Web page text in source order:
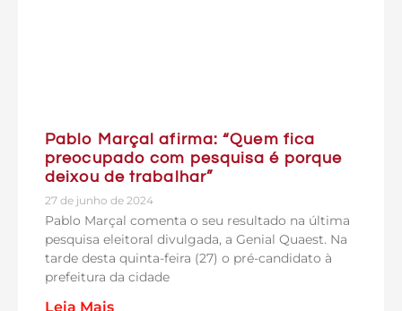
Pablo Marçal afirma: “Quem fica
preocupado com pesquisa é porque
deixou de trabalhar”
27 de junho de 2024
Pablo Marçal comenta o seu resultado na última
pesquisa eleitoral divulgada, a Genial Quaest. Na
tarde desta quinta-feira (27) o pré-candidato à
prefeitura da cidade
Leia Mais